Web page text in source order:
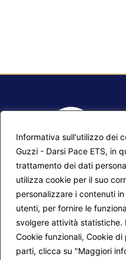
Informativa sull'utilizzo dei
Guzzi - Darsi Pace ETS, in
trattamento dei dati
utilizza cookie per il suo
personalizzare i contenuti
utenti, per fornire le
svolgere attività statistiche.
Cookie funzionali, Cookie
parti, clicca su "Maggiori
Mappa del sito
Progetti Darsi Pace
Login redattori